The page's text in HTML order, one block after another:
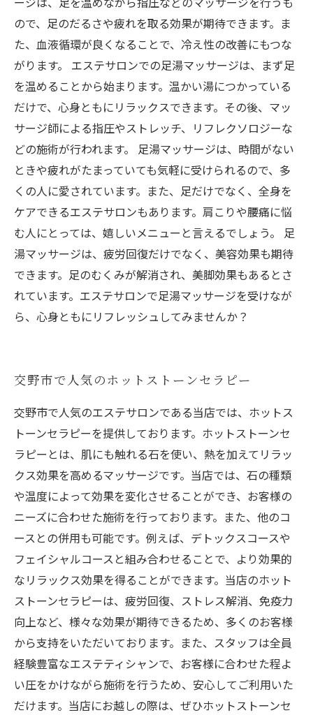
ので、足のだるさや疲れを取る効果が期待できます。ま
た、血液循環が良くなることで、冷え性の改善にもつな
がります。 エステサロンでの足湯マッサージは、まず足
を温めることから始まります。温かい湯につかっている
だけで、心身ともにリラックスできます。その後、マッ
サージ師による指圧やストレッチ、リフレクソロジーな
どの施術が行われます。 足湯マッサージは、時間がない
ときや疲れがたまっていても気軽に受けられるので、多
くの人に愛されています。また、足だけでなく、全身を
ケアできるエステサロンもあります。肩こりや腰痛に悩
む人にとっては、嬉しいメニューと言えるでしょう。 足
湯マッサージは、疲労回復だけでなく、美容効果も期待
できます。足のむくみが解消され、美脚効果もあるとさ
れています。エステサロンで足湯マッサージを受けなが
ら、心身ともにリフレッシュしてみませんか？
交野市で人気のホットストーンセラピー
交野市で人気のエステサロンである当店では、ホットス
トーンセラピーを提供しております。ホットストーンセ
ラピーとは、肌にも触れる石を使い、熱を加えてリラッ
クス効果を高めるマッサージです。当店では、石の種類
や温度によって効果を変化させることができ、お客様の
ニーズに合わせた施術を行っております。また、他のコ
ースとの併用も可能です。例えば、デトックスコースや
フェイシャルコースと組み合わせることで、より効果的
なリラックス効果を得ることができます。当店のホット
ストーンセラピーは、疲労回復、ストレス解消、免疫力
向上など、様々な効果が期待できるため、多くのお客様
から支持をいただいております。また、スタッフは全員
経験豊富なエステティシャンで、お客様に合わせた程よ
い圧をかけながら施術を行うため、安心してご利用いた
だけます。当店にお越しの際は、ぜひホットストーンセ